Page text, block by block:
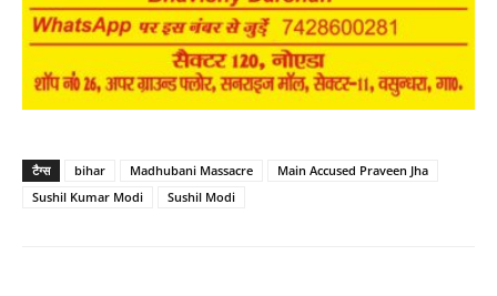
टैग्स bihar Madhubani Massacre
Main Accused Praveen Jha
Sushil Kumar Modi
Sushil Modi